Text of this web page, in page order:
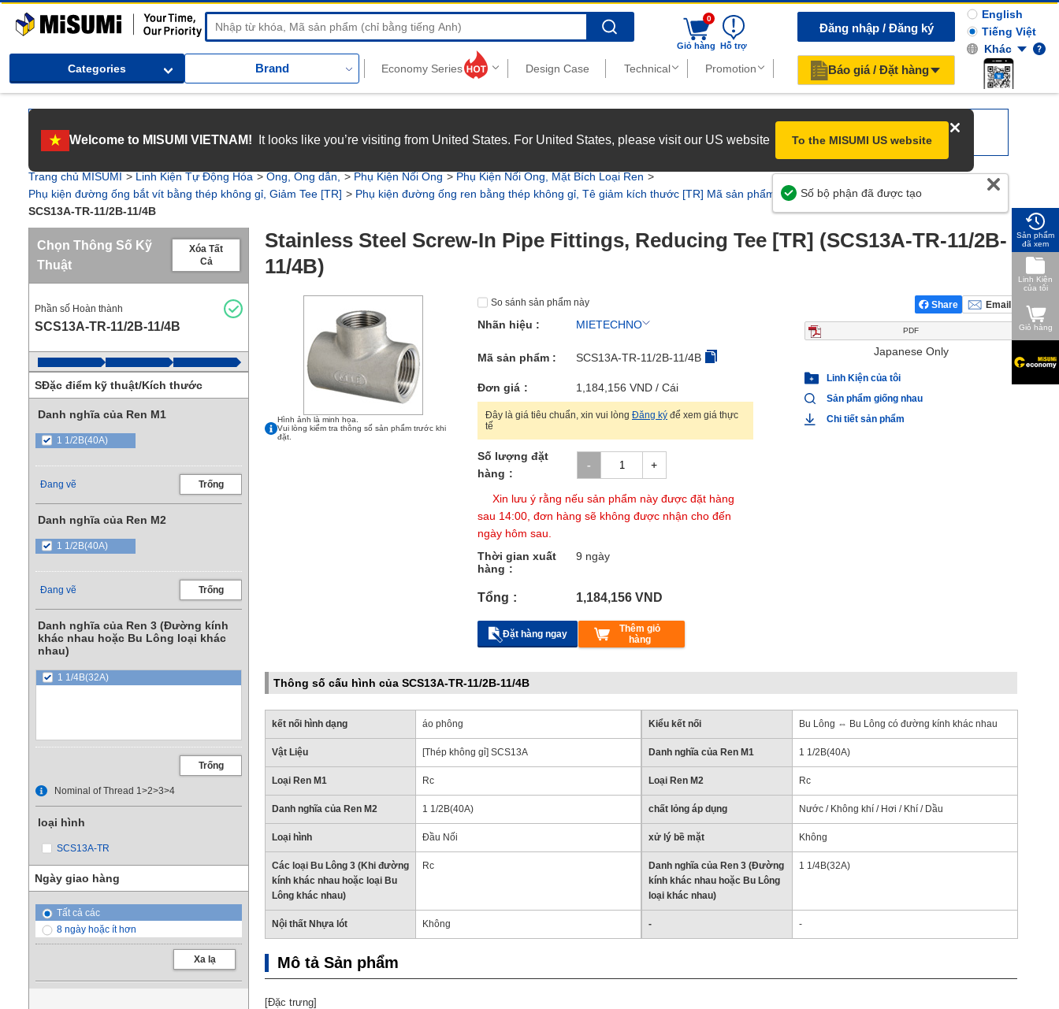
MiSUMi
Search
0
Giỏ hàng Hỗ trợ
Categories Brand
Đăng nhập / Đăng ký
Báo giá / Đặt hàng
English
Tiếng Việt
Khác
Welcome to MISUMI VIETNAM! It looks like you’re visiting from United States. For United States, please visit our US website To the MISUMI US website
[Recruitment] We're hiring! Grab your ultimate career opportunity & enjoy top-tier benefits at MISUMI Vietnam.See more
Trang chủ MISUMI Linh Kiện Tự Động Hóa Ống, Ống dẫn, Phụ Kiện Nối Ống
Phụ Kiện Nối Ống, Mặt Bích Loại Ren
Phụ kiện đường ống bắt vít bằng thép không gỉ, Giảm Tee [TR]
Phụ kiện đường ống ren bằng thép không gỉ, Tê giảm kích thước [TR] Mã sản phẩm
SCS13A-TR-11/2B-11/4B
Giúp Chúng Tôi Cải Thiện
Chọn Thông Số Kỹ
Thuật
Xóa Tất
Cả
Phần số Hoàn thành
SCS13A-TR-11/2B-11/4B
SĐặc điểm kỹ thuật/Kích thước
Danh nghĩa của Ren M1
1 1/2B(40A)
Đang vẽ Trống
Danh nghĩa của Ren M2
1 1/2B(40A)
Đang vẽ Trống
Danh nghĩa của Ren 3 (Đường kính
khác nhau hoặc Bu Lông loại khác
nhau)
1 1/4B(32A)
Trống
Nominal of Thread 1>2>3>4
loại hình
SCS13A-TR
Ngày giao hàng
Tất cả các
8 ngày hoặc ít hơn
Xa lạ
Stainless Steel Screw-In Pipe Fittings, Reducing Tee [TR] (SCS13A-TR-11/2B-
11/4B)
Hình ảnh là minh họa.
Vui lòng kiểm tra thông số sản phẩm trước khi
đặt.
So sánh sản phẩm này
Nhãn hiệu : MIETECHNO
Mã sản phẩm : SCS13A-TR-11/2B-11/4B
Đơn giá 1,184,156 VND / Cái
Đây là giá tiêu chuẩn, xin vui lòng Đăng ký để xem giá thực
tế
Số lượng đặt
hàng
Xin lưu ý rằng nếu sản phẩm này được đặt hàng
sau 14:00, đơn hàng sẽ không được nhận cho đến
ngày hôm sau.
Thời gian xuất
hàng
9 ngày
Tổng 1,184,156 VND
Đặt hàng ngay
Thêm giỏ
hàng
Share Email
PDF
Japanese Only
Linh Kiện của tôi
Sản phẩm giống nhau
Chi tiết sản phẩm
Thông số cấu hình của SCS13A-TR-11/2B-11/4B
kết nối hình dạng áo phông Kiểu kết nối Bu Lông ⇔ Bu Lông có đường kính khác nhau
Vật Liệu [Thép không gỉ] SCS13A Danh nghĩa của Ren M1 1 1/2B(40A)
Loại Ren M1 Rc Loại Ren M2 Rc
Danh nghĩa của Ren M2 1 1/2B(40A) chất lỏng áp dụng Nước / Không khí / Hơi / Khí / Dầu
Loại hình Đầu Nối xử lý bề mặt Không
Các loại Bu Lông 3 (Khi đường
kính khác nhau hoặc loại Bu
Lông khác nhau)
Rc
Danh nghĩa của Ren 3 (Đường
kính khác nhau hoặc Bu Lông
loại khác nhau)
1 1/4B(32A)
Nội thất Nhựa lót Không - -
Mô tả Sản phẩm
[Đặc trưng]
Sản phẩm
đã xem
Linh Kiện
của tôi
Giỏ hàng